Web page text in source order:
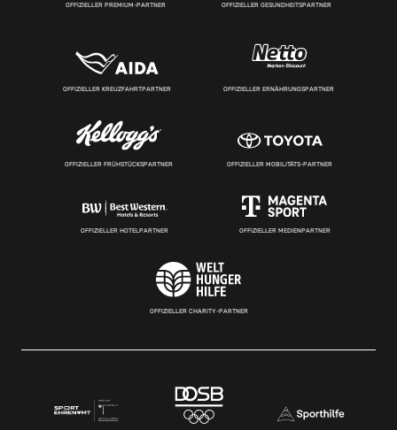
OFFIZIELLER PREMIUM-PARTNER OFFIZIELLER GESUNDHEITSPARTNER
OFFIZIELLER KREUZFAHRTPARTNER OFFIZIELLER ERNÄHRUNGSPARTNER
OFFIZIELLER FRÜHSTÜCKSPARTNER OFFIZIELLER MOBILITÄTS-PARTNER
OFFIZIELLER HOTELPARTNER OFFIZIELLER MEDIENPARTNER
OFFIZIELLER CHARITY-PARTNER